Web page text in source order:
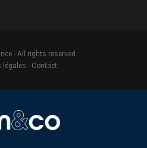
- All rights reserved
légales - Contact